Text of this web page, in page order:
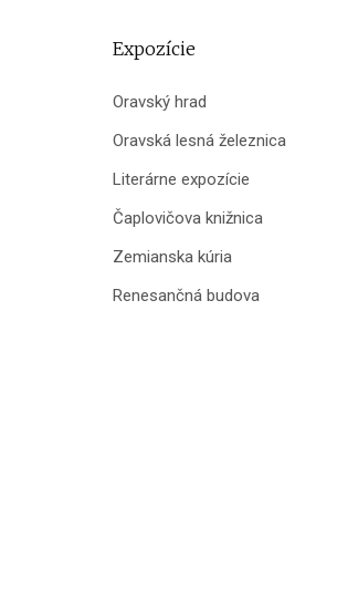
Expozície
Oravský hrad
Oravská lesná železnica
Literárne expozície
Čaplovičova knižnica
Zemianska kúria
Renesančná budova